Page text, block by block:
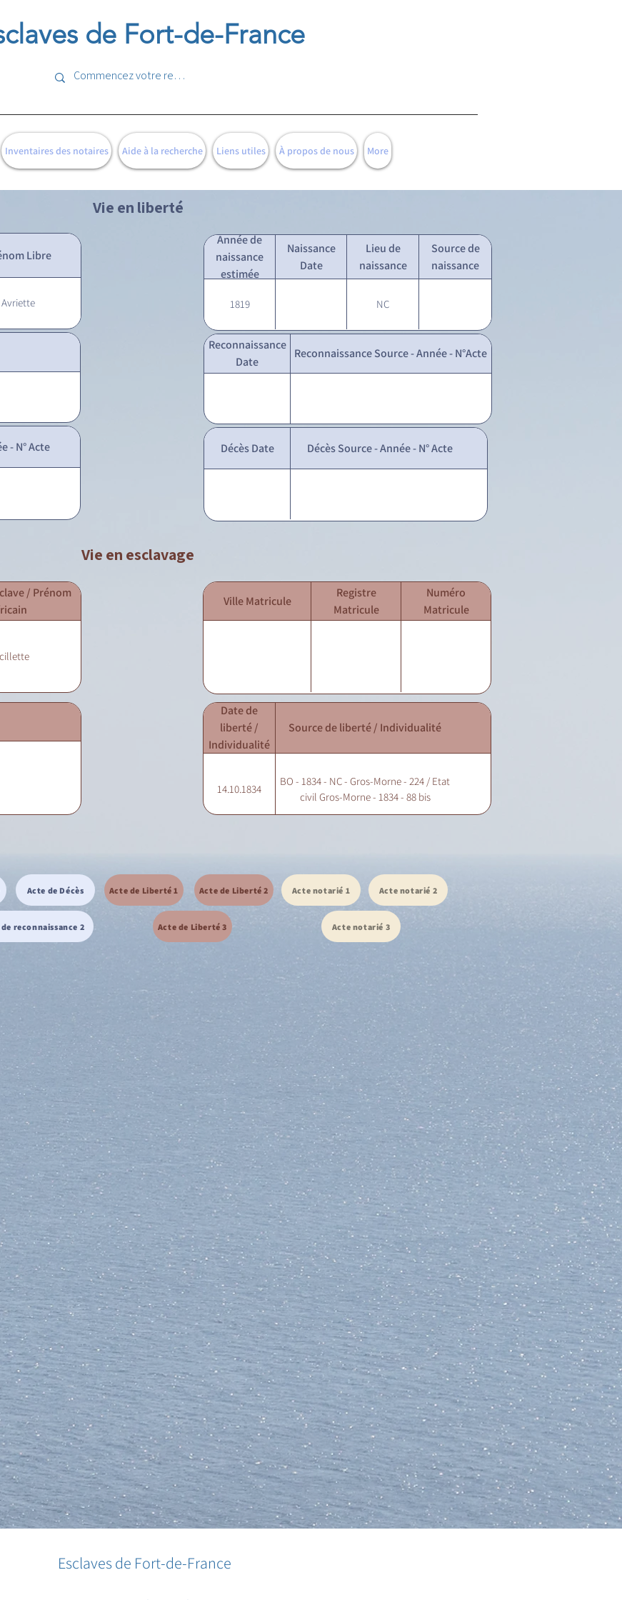
de Fort-de-France
Inventaires des notaires Aide à la recherche Liens utiles À propos de nous More
Vie en liberté
Libre
Avriette
Année de
naissance
estimée
Naissance
Date
Lieu de
naissance
Source de
naissance
1819 NC
- N° Acte
Reconnaissance
Date
Reconnaissance Source - Année - N°Acte
Décès Date Décès Source - Année - N° Acte
Vie en esclavage
/ Prénom
Ville Matricule
Registre
Matricule
Numéro
Matricule
Date de
liberté /
Individualité
Source de liberté / Individualité
14.10.1834
BO - 1834 - NC - Gros-Morne - 224 / Etat
civil Gros-Morne - 1834 - 88 bis
Acte de Décès
reconnaissance 2
Acte de Liberté 1 Acte de Liberté 2
Acte de Liberté 3
Acte notarié 1 Acte notarié 2
Acte notarié 3
Esclaves de Fort-de-France